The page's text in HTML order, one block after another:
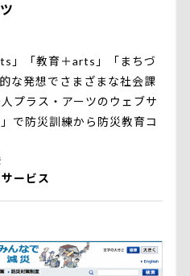
」「教育＋arts」「まちづ
な発想でさまざまな社会課
プラス・アーツのウェブサ
で防災訓練から防災教育コ
ービス